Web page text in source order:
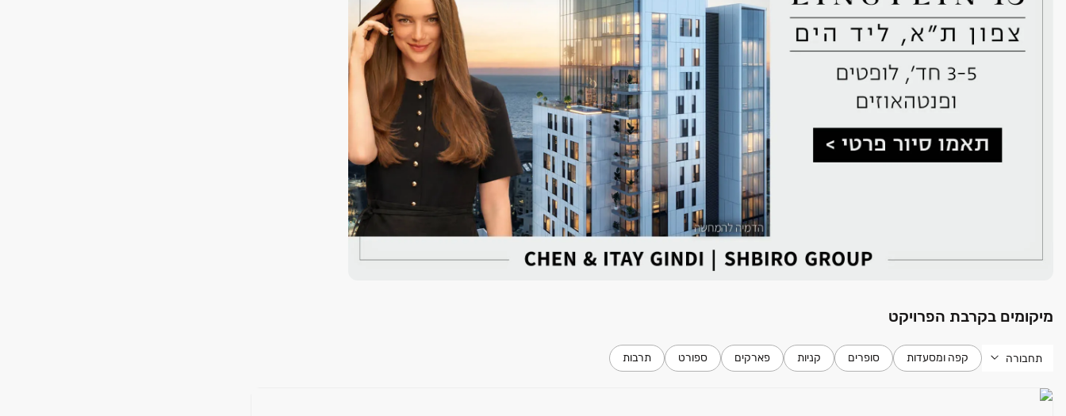
מיקומים בקרבת הפרויקט
תחבורה קפה ומסעדות סופרים קניות פארקים ספורט תרבות